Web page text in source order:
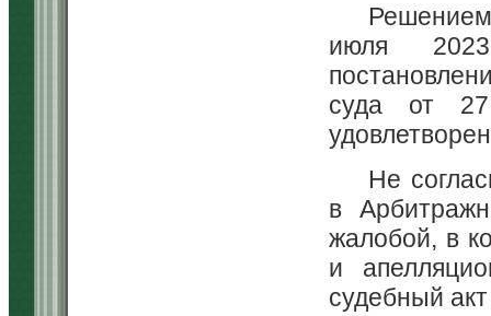
июля
суда от 27
Не
в
жалобой, в
и
судебный